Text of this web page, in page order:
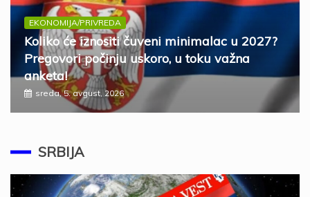
EKONOMIJA/PRIVREDA
Koliko će iznositi čuveni minimalac u 2027?
Pregovori počinju uskoro, u toku važna
anketa!
sreda, 5. avgust, 2026
SRBIJA